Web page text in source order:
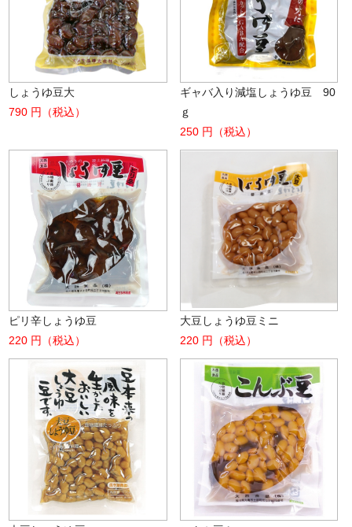
しょうゆ豆大
790 円（税込）
ギャバ入り減塩しょうゆ豆 90
ｇ
250 円（税込）
ピリ辛しょうゆ豆
220 円（税込）
大豆しょうゆ豆ミニ
220 円（税込）